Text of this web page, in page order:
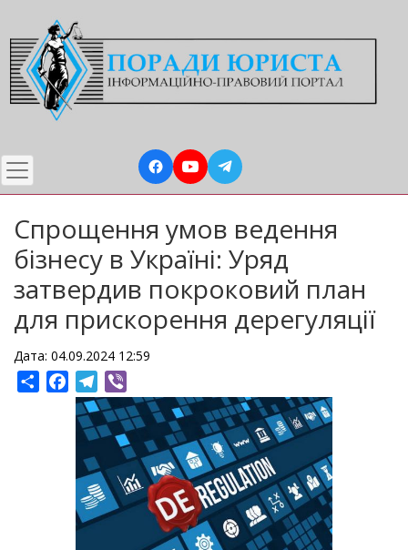
до
основного
вмісту
Спрощення умов ведення
бізнесу в Україні: Уряд
затвердив покроковий план
для прискорення дерегуляції
Дата: 04.09.2024 12:59
ShareFacebookTelegram